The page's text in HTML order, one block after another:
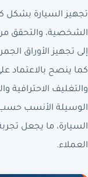
تجهيز السيارة بشكل
الشخصية، والتحقق
إلى تجهيز الأوراق
كما ينصح بالاعتماد
والتغليف الاحترافية
الوسيلة الأنسب حسب
السيارة، ما يجعل
العملاء.